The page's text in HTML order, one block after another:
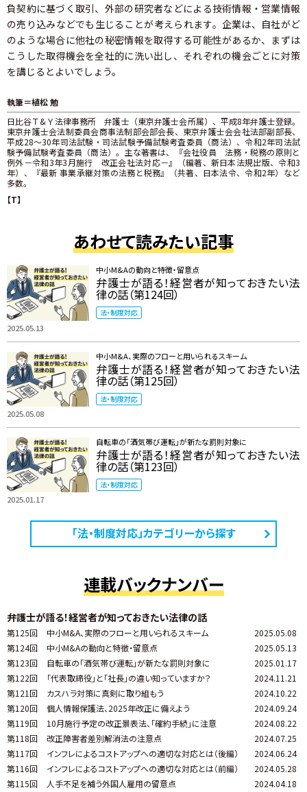
負契約に基づく取引、外部の研究者などによる技術情報・営業情報
の売り込みなどでも生じることが考えられます。企業は、自社がど
のような場合に他社の秘密情報を取得する可能性があるか、まずは
こうした取得機会を全社的に洗い出し、それぞれの機会ごとに対策
を講じるとよいでしょう。
執筆＝植松 勉
日比谷Ｔ&Ｙ法律事務所 弁護士（東京弁護士会所属）、平成8年弁護士登録。
東京弁護士会法制委員会商事法制部会部会長、東京弁護士会会社法部副部長、
平成28～30年司法試験・司法試験予備試験考査委員（商法）、令和2年司法試
験予備試験考査委員（商法）。主な著書は、『会社役員 法務・税務の原則と
例外－令和3年3月施行 改正会社法対応－』（編著、新日本法規出版、令和3
年）、『最新 事業承継対策の法務と税務』（共著、日本法令、令和2年）など
多数。
【T】
あわせて読みたい記事
2025.05.13
中小M&Aの動向と特徴・留意点
弁護士が語る！経営者が知っておきたい法
律の話（第124回）
法・制度対応
2025.05.08
中小M&A、実際のフローと用いられるスキーム
弁護士が語る！経営者が知っておきたい法
律の話（第125回）
法・制度対応
2025.01.17
自転車の「酒気帯び運転」が新たな罰則対象に
弁護士が語る！経営者が知っておきたい法
律の話（第123回）
法・制度対応
「法・制度対応」カテゴリーから探す
連載バックナンバー
弁護士が語る！経営者が知っておきたい法律の話
第125回 中小M&A、実際のフローと用いられるスキーム
2025.05.08
第124回
中小M&Aの動向と特徴・留意点
2025.05.13
第123回
自転車の「酒気帯び運転」が新たな罰則対象に
2025.01.17
第122回
「代表取締役」と「社長」の違い知っていますか？
2024.11.21
第121回
カスハラ対策に真剣に取り組もう
2024.10.22
第120回
個人情報保護法、2025年改正に備えよう
2024.09.24
第119回
10月施行予定の改正景表法、「確約手続」に注意
2024.08.22
第118回
改正障害者差別解消法の注意点
2024.07.25
第117回
インフレによるコストアップへの適切な対応とは（後編）
2024.06.24
第116回
インフレによるコストアップへの適切な対応とは（前編）
2024.05.28
第115回
人手不足を補う外国人雇用の留意点
2024.04.18